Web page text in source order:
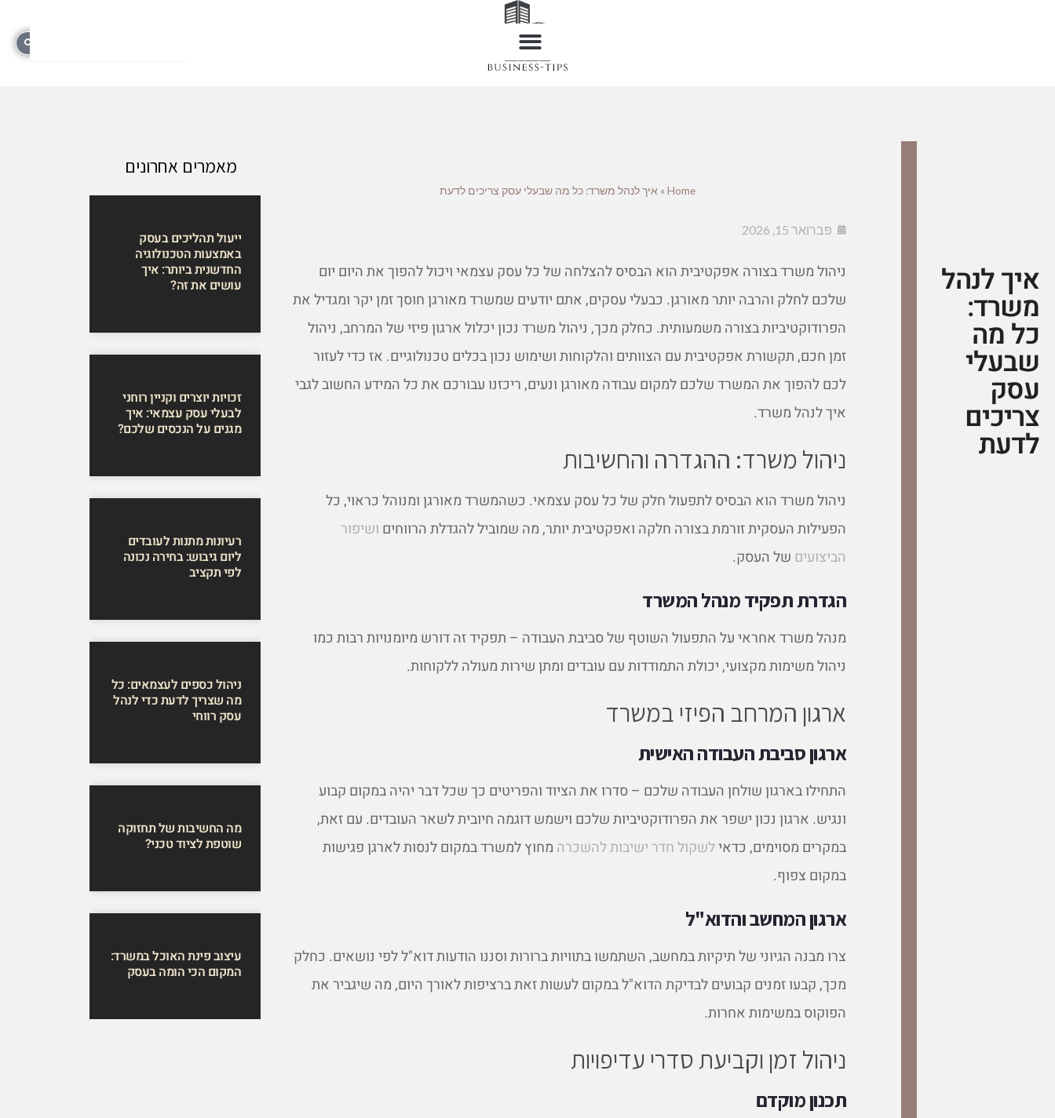
איך לנהל
משרד:
כל מה
שבעלי
עסק
צריכים
לדעת
Home
» איך לנהל משרד: כל מה שבעלי עסק צריכים לדעת
פברואר 15, 2026
ניהול משרד בצורה אפקטיבית הוא הבסיס להצלחה של כל עסק עצמאי ויכול להפוך את היום יום
שלכם לחלק והרבה יותר מאורגן. כבעלי עסקים, אתם יודעים שמשרד מאורגן חוסך זמן יקר ומגדיל את
הפרודוקטיביות בצורה משמעותית. כחלק מכך, ניהול משרד נכון יכלול ארגון פיזי של המרחב, ניהול
זמן חכם, תקשורת אפקטיבית עם הצוותים והלקוחות ושימוש נכון בכלים טכנולוגיים. אז כדי לעזור
לכם להפוך את המשרד שלכם למקום עבודה מאורגן ונעים, ריכזנו עבורכם את כל המידע החשוב לגבי
איך לנהל משרד.
ניהול משרד: ההגדרה והחשיבות
ניהול משרד הוא הבסיס לתפעול חלק של כל עסק עצמאי. כשהמשרד מאורגן ומנוהל כראוי, כל
הפעילות העסקית זורמת בצורה חלקה ואפקטיבית יותר, מה שמוביל להגדלת הרווחים ושיפור
הביצועים של העסק.
הגדרת תפקיד מנהל המשרד
מנהל משרד אחראי על התפעול השוטף של סביבת העבודה – תפקיד זה דורש מיומנויות רבות כמו
ניהול משימות מקצועי, יכולת התמודדות עם עובדים ומתן שירות מעולה ללקוחות.
ארגון המרחב הפיזי במשרד
ארגון סביבת העבודה האישית
התחילו בארגון שולחן העבודה שלכם – סדרו את הציוד והפריטים כך שכל דבר יהיה במקום קבוע
ונגיש. ארגון נכון ישפר את הפרודוקטיביות שלכם וישמש דוגמה חיובית לשאר העובדים. עם זאת,
במקרים מסוימים, כדאילשקול חדר ישיבות להשכרה מחוץ למשרד במקום לנסות לארגן פגישות
במקום צפוף.
ארגון המחשב והדוא"ל
צרו מבנה הגיוני של תיקיות במחשב, השתמשו בתוויות ברורות וסננו הודעות דוא"ל לפי נושאים. כחלק
מכך, קבעו זמנים קבועים לבדיקת הדוא"ל במקום לעשות זאת ברציפות לאורך היום, מה שיגביר את
הפוקוס במשימות אחרות.
ניהול זמן וקביעת סדרי עדיפויות
תכנון מוקדם
מאמרים אחרונים
ייעול תהליכים בעסק
באמצעות הטכנולוגיה
החדשנית ביותר: איך
עושים את זה?
זכויות יוצרים וקניין רוחני
לבעלי עסק עצמאי: איך
מגנים על הנכסים שלכם?
רעיונות מתנות לעובדים
ליום גיבוש: בחירה נכונה
לפי תקציב
ניהול כספים לעצמאים: כל
מה שצריך לדעת כדי לנהל
עסק רווחי
מה החשיבות של תחזוקה
שוטפת לציוד טכני?
עיצוב פינת האוכל במשרד:
המקום הכי הומה בעסק